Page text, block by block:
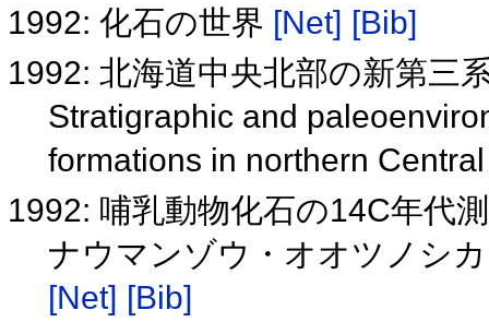
1992: 化石の世界 [Net] [Bib]
1992: 北海道中央北部の新第三
Stratigraphic and
formations in northern
1992: 哺乳動物化石の14C年代
ナウマンゾウ・オオツノシ
[Net] [Bib]